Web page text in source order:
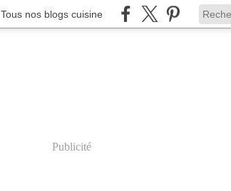
Tous nos blogs cuisine
Publicité